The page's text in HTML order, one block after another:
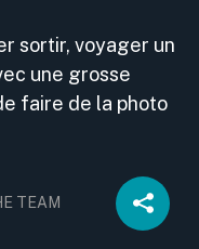
sortir, voyager un
une grosse
faire de la photo
TEAM